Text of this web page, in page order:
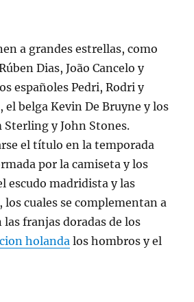
a grandes estrellas, como
Dias, João Cancelo y
españoles Pedri, Rodri y
el belga Kevin De Bruyne y los
Sterling y John Stones.
el título en la temporada
por la camiseta y los
escudo madridista y las
los cuales se complementan a
franjas doradas de los
holandalos hombros y el